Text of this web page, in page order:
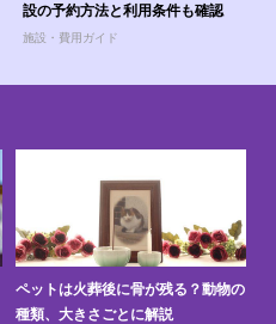
設の予約方法と利用条件も確認
施設・費用ガイド
ペットは火葬後に骨が残る？動物の
種類、大きさごとに解説